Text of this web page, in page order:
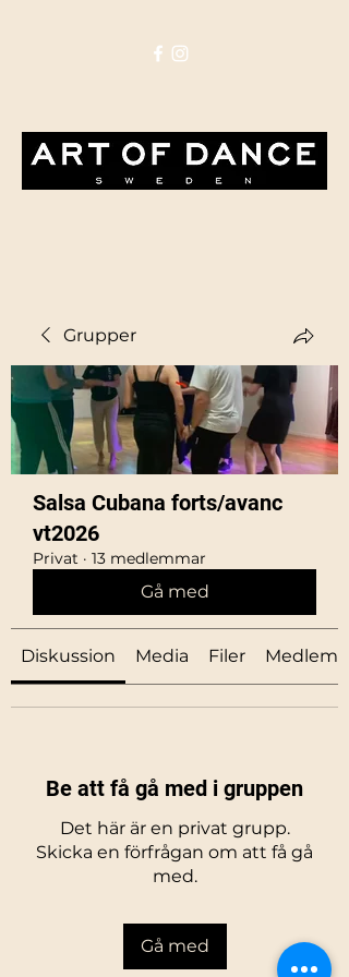
Grupper
Salsa Cubana forts/avanc
vt2026
Privat · 13 medlemmar
Gå med
Diskussion Media Filer
Be att få gå med i gruppen
Det här är en privat grupp.
Skicka en förfrågan om att få gå
med.
Gå med